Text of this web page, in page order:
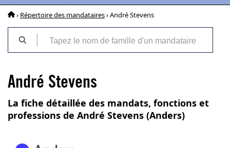
› Répertoire des mandataires› André Stevens
André Stevens
La fiche détaillée des mandats, fonctions et
professions de André Stevens (Anders)